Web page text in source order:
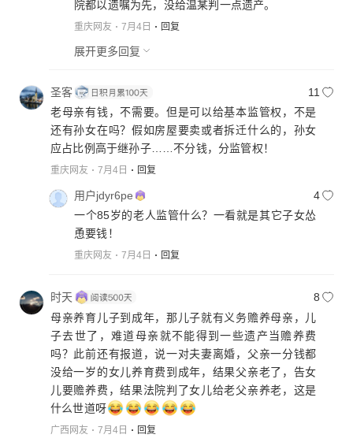
院都以遗嘱为先，没给温某判一点遗产。
重庆网友 7月4日 回复
展开更多回复
圣客
11
老母亲有钱，不需要。但是可以给基本监管权，不是
还有孙女在吗？假如房屋要卖或者拆迁什么的，孙女
应占比例高于继孙子……不分钱，分监管权！
重庆网友 7月4日 回复
用户jdyr6pe
4
一个85岁的老人监管什么？一看就是其它子女怂
恿要钱！
重庆网友 7月4日 回复
时天
8
母亲养育儿子到成年，那儿子就有义务赡养母亲，儿
子去世了，难道母亲就不能得到一些遗产当赡养费
吗？此前还有报道，说一对夫妻离婚，父亲一分钱都
没给一岁的女儿养育费到成年，结果父亲老了，告女
儿要赡养费，结果法院判了女儿给老父亲养老，这是
什么世道呀
广西网友 7月4日 回复